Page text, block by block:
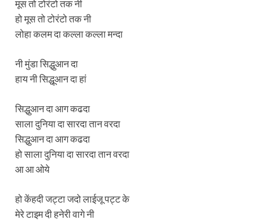
मूस तो टोरंटो तक नी
हो मूस तो टोरंटो तक नी
लोहा कलम दा कल्ला कल्ला मन्दा
नी मुंडा सिद्धुआन दा
हाय नी सिद्धूआन दा हां
सिद्धुआन दा आग कढदा
साला दुनिया दा सारदा तान वरदा
सिद्धुआन दा आग कढदा
हो साला दुनिया दा सारदा तान वरदा
आ आ ओये
हो केंहदी जट्टा जदो लाईजू पट्ट के
मेरे टाइम दी हनेरी वागे नी